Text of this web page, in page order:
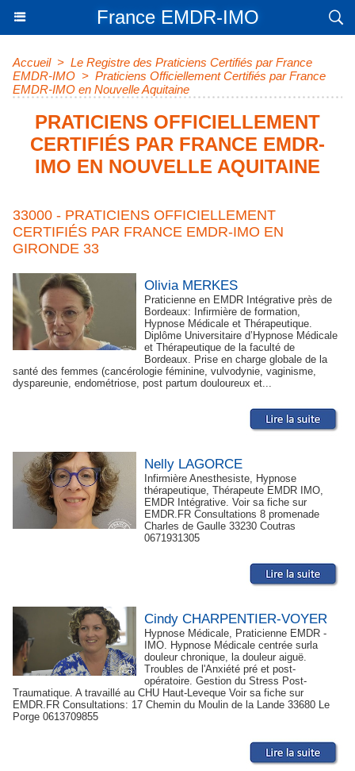
France EMDR-IMO
Accueil > Le Registre des Praticiens Certifiés par France
EMDR-IMO > Praticiens Officiellement Certifiés par France
EMDR-IMO en Nouvelle Aquitaine
PRATICIENS OFFICIELLEMENT
CERTIFIÉS PAR FRANCE EMDR-
IMO EN NOUVELLE AQUITAINE
33000 - PRATICIENS OFFICIELLEMENT
CERTIFIÉS PAR FRANCE EMDR-IMO EN
GIRONDE 33
Olivia MERKES
Praticienne en EMDR Intégrative près de
Bordeaux: Infirmière de formation,
Hypnose Médicale et Thérapeutique.
Diplôme Universitaire d’Hypnose Médicale
et Thérapeutique de la faculté de
Bordeaux. Prise en charge globale de la
santé des femmes (cancérologie féminine, vulvodynie, vaginisme,
dyspareunie, endométriose, post partum douloureux et...
Nelly LAGORCE
Infirmière Anesthesiste, Hypnose
thérapeutique, Thérapeute EMDR IMO,
EMDR Intégrative. Voir sa fiche sur
EMDR.FR Consultations 8 promenade
Charles de Gaulle 33230 Coutras
0671931305
Cindy CHARPENTIER-VOYER
Hypnose Médicale, Praticienne EMDR -
IMO. Hypnose Médicale centrée surla
douleur chronique, la douleur aiguë.
Troubles de l'Anxiété pré et post-
opératoire. Gestion du Stress Post-
Traumatique. A travaillé au CHU Haut-Leveque Voir sa fiche sur
EMDR.FR Consultations: 17 Chemin du Moulin de la Lande 33680 Le
Porge 0613709855